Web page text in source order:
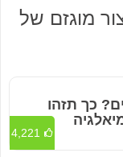
מוגזם של
כך תזהו
4,221